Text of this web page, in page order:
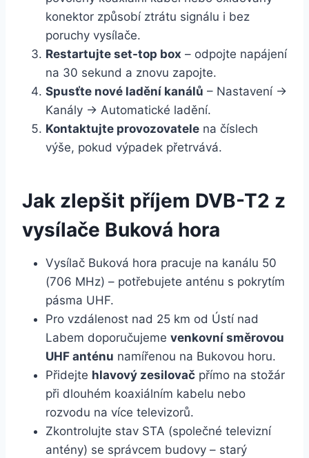
konektor způsobí ztrátu signálu i bez
poruchy vysílače.
Restartujte set-top box – odpojte napájení
na 30 sekund a znovu zapojte.
Spusťte nové ladění kanálů – Nastavení →
Kanály → Automatické ladění.
Kontaktujte provozovatele na číslech
výše, pokud výpadek přetrvává.
Jak zlepšit příjem DVB-T2 z
vysílače Buková hora
Vysílač Buková hora pracuje na kanálu 50
(706 MHz) – potřebujete anténu s pokrytím
pásma UHF.
Pro vzdálenost nad 25 km od Ústí nad
Labem doporučujeme venkovní směrovou
UHF anténu namířenou na Bukovou horu.
Přidejte hlavový zesilovač přímo na stožár
při dlouhém koaxiálním kabelu nebo
rozvodu na více televizorů.
Zkontrolujte stav STA (společné televizní
antény) se správcem budovy – starý